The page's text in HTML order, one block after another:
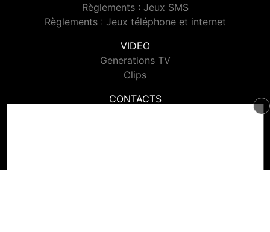
Règlements : Jeux SMS
Règlements : Jeux téléphone et internet
VIDEO
Generations TV
Clips
CONTACTS